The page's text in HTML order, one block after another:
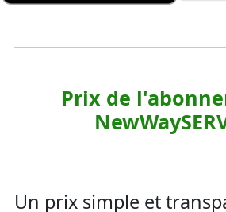
Prix de
Un prix simple et